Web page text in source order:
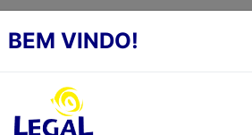
NIVEA 100G
BEM VINDO!